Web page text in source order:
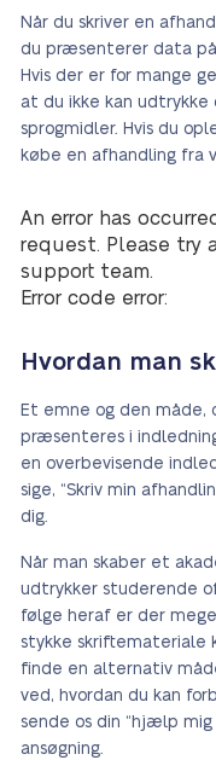
Når du skriver en
du præsenterer data
Hvis der er for mange
at du ikke kan
sprogmidler. Hvis du
købe en afhandling fra
An error has
request. Please try
support team.
Error code error:
Hvordan man
Et emne og den måde,
præsenteres i
en overbevisende
sige, “Skriv min
dig.
Når man skaber et
udtrykker studerende
følge heraf er der
stykke skriftemateriale
finde en alternativ
ved, hvordan du kan
sende os din “hjælp
ansøgning.